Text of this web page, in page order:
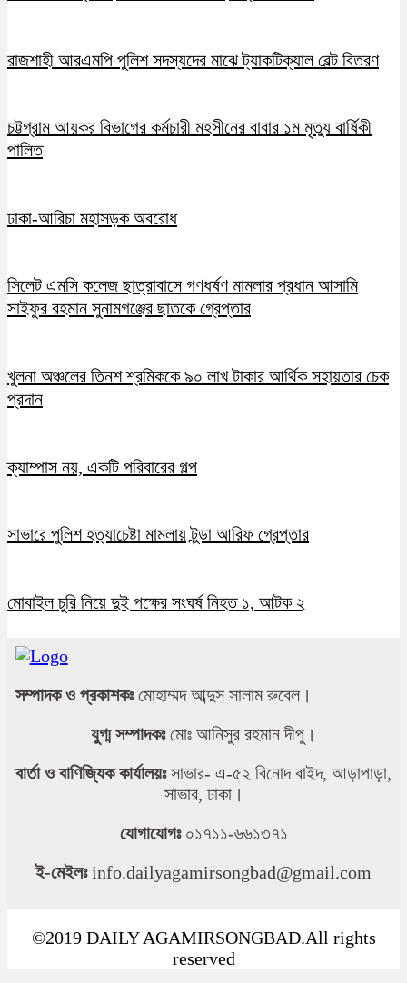
রাজশাহী আরএমপি পুলিশ সদস্যদের মাঝে ট্যাকটিক্যাল বেল্ট বিতরণ
চট্টগ্রাম আয়কর বিভাগের কর্মচারী মহসীনের বাবার ১ম মৃত্যু বার্ষিকী
পালিত
ঢাকা-আরিচা মহাসড়ক অবরোধ
সিলেট এমসি কলেজ ছাত্রাবাসে গণধর্ষণ মামলার প্রধান আসামি
সাইফুর রহমান সুনামগঞ্জের ছাতকে গ্রেপ্তার
খুলনা অঞ্চলের তিনশ শ্রমিককে ৯০ লাখ টাকার আর্থিক সহায়তার চেক
প্রদান
ক্যাম্পাস নয়, একটি পরিবারের গল্প
সাভারে পুলিশ হত্যাচেষ্টা মামলায় টুন্ডা আরিফ গ্রেপ্তার
মোবাইল চুরি নিয়ে দুই পক্ষের সংঘর্ষ নিহত ১, আটক ২
সম্পাদক ও প্রকাশকঃমোহাম্মদ আব্দুস সালাম রুবেল।
যুগ্ম সম্পাদকঃমোঃ আনিসুর রহমান দীপু।
বার্তা ও বাণিজ্যিক কার্যালয়ঃসাভার- এ-৫২ বিনোদ বাইদ, আড়াপাড়া,
সাভার, ঢাকা।
যোগাযোগঃ০১৭১১-৬৬১৩৭১
ই-মেইলঃinfo.dailyagamirsongbad@gmail.com
©2019 DAILY AGAMIRSONGBAD.All rights
reserved